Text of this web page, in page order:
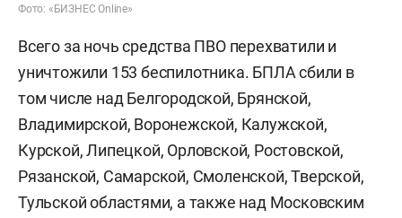
Фото: «БИЗНЕС Online»
Всего за ночь средства ПВО перехватили и
уничтожили 153 беспилотника. БПЛА сбили в
том числе над Белгородской, Брянской,
Владимирской, Воронежской, Калужской,
Курской, Липецкой, Орловской, Ростовской,
Рязанской, Самарской, Смоленской, Тверской,
Тульской областями, а также над Московским